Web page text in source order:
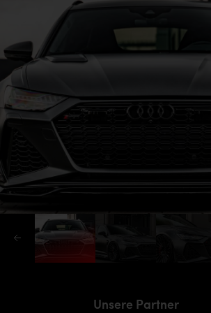
Unsere Partner